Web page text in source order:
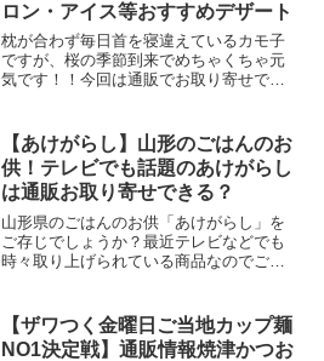
ロン・アイス等おすすめデザート
枕が合わず毎日首を寝違えているカモ子
ですが、桜の季節到来でめちゃくちゃ元
気です！！今回は通販でお取り寄せでき
す。人気のものばかりなので味も間違い
なし！桜大福！桜スイーツの...
【あけがらし】山形のごはんのお
供！テレビでも話題のあけがらし
は通販お取り寄せできる？
山形県のごはんのお供「あけがらし」を
ご存じでしょうか？最近テレビなどでも
時々取り上げられている商品なのでご存
介した後には全国から注文が殺到し、購
入できない状態が長...
【ザワつく金曜日ご当地カップ麺
NO1決定戦】通販情報焼津かつお